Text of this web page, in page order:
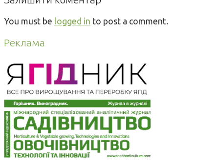
You must be logged in to post a comment.
Реклама